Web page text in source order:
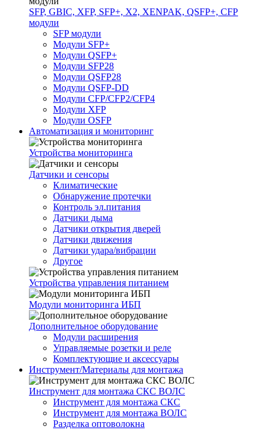
SFP, GBIC, XFP, SFP+, X2, XENPAK, QSFP+, CFP
модули
SFP модули
Модули SFP+
Модули QSFP+
Модули SFP28
Модули QSFP28
Модули QSFP-DD
Модули CFP/CFP2/CFP4
Модули XFP
Модули OSFP
Автоматизация и мониторинг
Устройства мониторинга
Датчики и сенсоры
Климатические
Обнаружение протечки
Контроль эл.питания
Датчики дыма
Датчики открытия дверей
Датчики движения
Датчики удара/вибрации
Другое
Устройства управления питанием
Модули мониторинга ИБП
Дополнительное оборудование
Модули расширения
Управляемые розетки и реле
Комплектующие и аксессуары
Инструмент/Материалы для монтажа
Инструмент для монтажа СКС ВОЛС
Инструмент для монтажа СКС
Инструмент для монтажа ВОЛС
Разделка оптоволокна